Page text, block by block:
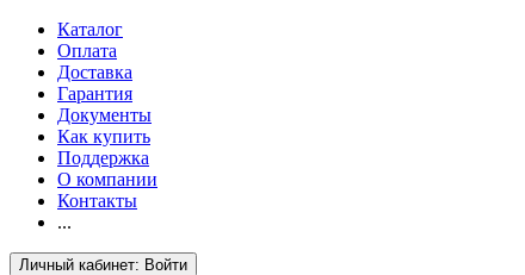
Каталог
Оплата
Доставка
Гарантия
Документы
Как купить
Поддержка
О компании
Контакты
...
Личный кабинет: Войти